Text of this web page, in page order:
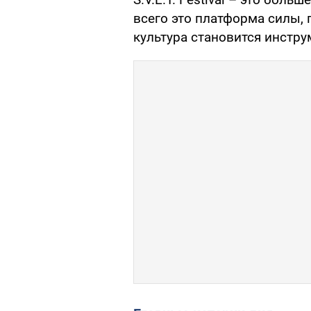
всего это платформа силы,
культура становится